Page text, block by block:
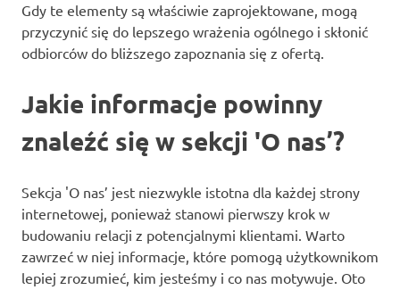
Gdy te elementy są właściwie zaprojektowane, mogą
przyczynić się do lepszego wrażenia ogólnego i skłonić
odbiorców do bliższego zapoznania się z ofertą.
Jakie informacje powinny
znaleźć się w sekcji 'O nas’?
Sekcja 'O nas’ jest niezwykle istotna dla każdej strony
internetowej, ponieważ stanowi pierwszy krok w
budowaniu relacji z potencjalnymi klientami. Warto
zawrzeć w niej informacje, które pomogą użytkownikom
lepiej zrozumieć, kim jesteśmy i co nas motywuje. Oto